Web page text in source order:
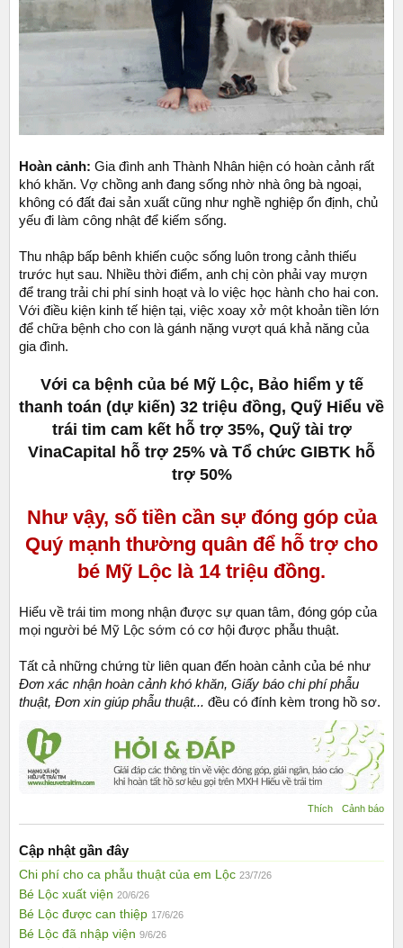
Hoàn cảnh: Gia đình anh Thành Nhân hiện có hoàn cảnh rất
khó khăn. Vợ chồng anh đang sống nhờ nhà ông bà ngoại,
không có đất đai sản xuất cũng như nghề nghiệp ổn định, chủ
yếu đi làm công nhật để kiếm sống.
Thu nhập bấp bênh khiến cuộc sống luôn trong cảnh thiếu
trước hụt sau. Nhiều thời điểm, anh chị còn phải vay mượn
để trang trải chi phí sinh hoạt và lo việc học hành cho hai con.
Với điều kiện kinh tế hiện tại, việc xoay xở một khoản tiền lớn
để chữa bệnh cho con là gánh nặng vượt quá khả năng của
gia đình.
Với ca bệnh của bé Mỹ Lộc, Bảo hiểm y tế
thanh toán (dự kiến) 32 triệu đồng, Quỹ Hiểu về
trái tim cam kết hỗ trợ 35%, Quỹ tài trợ
VinaCapital hỗ trợ 25% và Tổ chức GIBTK hỗ
trợ 50%
Như vậy, số tiền cần sự đóng góp của
Quý mạnh thường quân để hỗ trợ cho
bé Mỹ Lộc là 14 triệu đồng.
Hiểu về trái tim mong nhận được sự quan tâm, đóng góp của
mọi người bé Mỹ Lộc sớm có cơ hội được phẫu thuật.
Tất cả những chứng từ liên quan đến hoàn cảnh của bé như
Đơn xác nhận hoàn cảnh khó khăn, Giấy báo chi phí phẫu
thuật, Đơn xin giúp phẫu thuật... đều có đính kèm trong hồ sơ.
Thích Cảnh báo
Cập nhật gần đây
Chi phí cho ca phẫu thuật của em Lộc 23/7/26
Bé Lộc xuất viện 20/6/26
Bé Lộc được can thiệp 17/6/26
Bé Lộc đã nhập viện 9/6/26